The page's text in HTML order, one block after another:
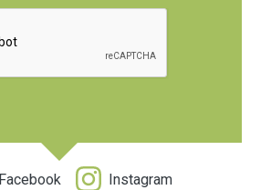
Facebook Instagram